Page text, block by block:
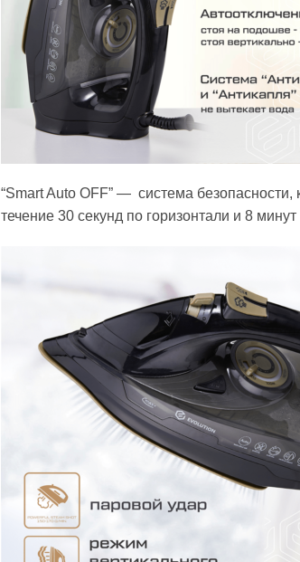
“Smart Auto OFF” — система безопасности,
течение 30 секунд по горизонтали и 8